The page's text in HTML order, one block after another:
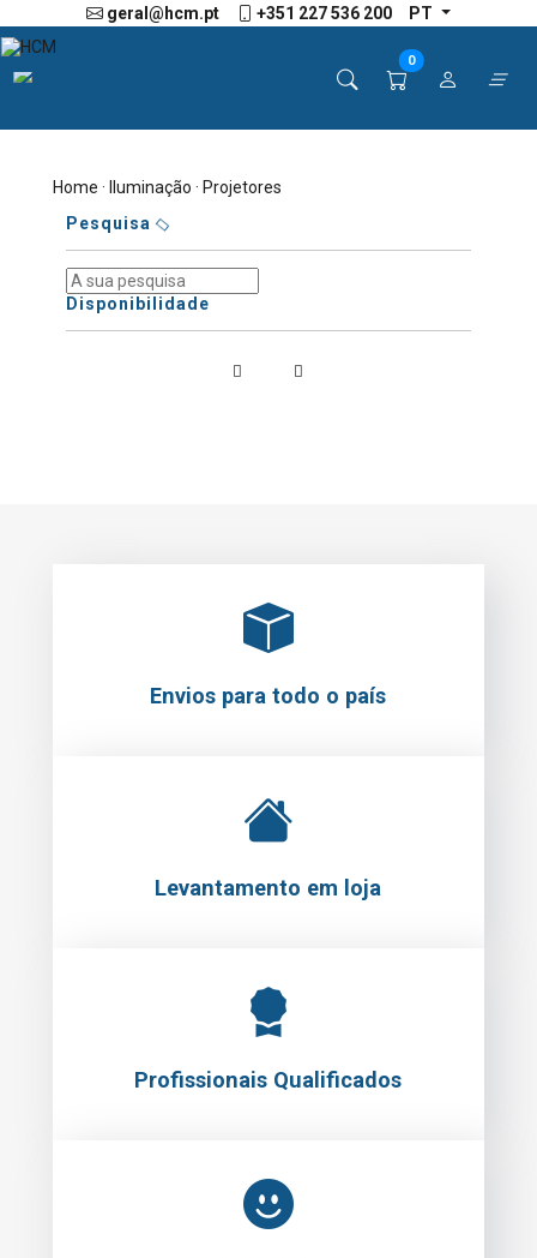
geral@hcm.pt +351 227 536 200 PT
0
Home ·Iluminação · Projetores
Pesquisa
Disponibilidade
Envios para todo o país
Levantamento em loja
Profissionais Qualificados